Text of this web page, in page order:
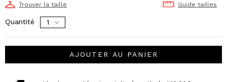
Trouver la taille Guide tailles
Quantité
AJOUTER AU PANIER